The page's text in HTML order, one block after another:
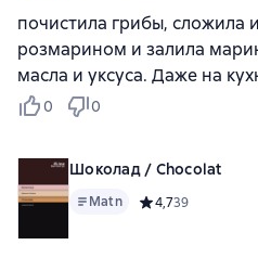
почистила грибы, сложила
розмарином и залила
масла и уксуса. Даже на
0 0
Шоколад / Chocolat
Matn Средний рейтинг
4,739